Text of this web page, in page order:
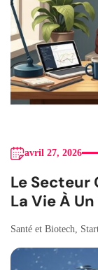
avril 27, 2026
Le Secteur
La Vie À
Santé et Biotech